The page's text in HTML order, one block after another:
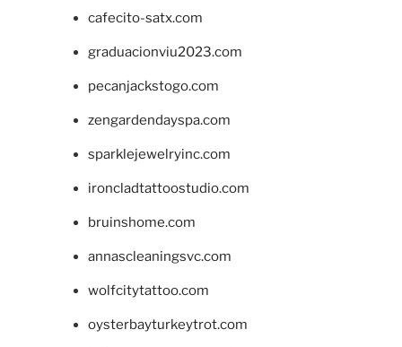
cafecito-satx.com
graduacionviu2023.com
pecanjackstogo.com
zengardendayspa.com
sparklejewelryinc.com
ironcladtattoostudio.com
bruinshome.com
annascleaningsvc.com
wolfcitytattoo.com
oysterbayturkeytrot.com